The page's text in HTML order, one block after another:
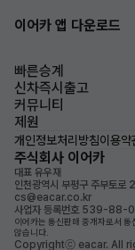
이어카 앱 다운로드
빠른승계
신차즉시출고
커뮤니티
제원
개인정보처리방침이용약
주식회사 이어카
대표 유우재
인천광역시 부평구 주부토
cs@eacar.co.kr
사업자 등록번호 539-
이어카는 통신판매 중개자로서
않습니다.
Copyrightⓒ eacar. All